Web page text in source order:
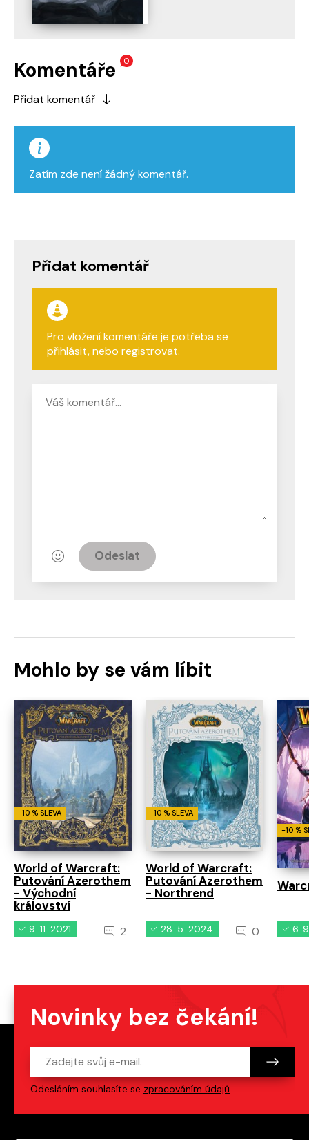
Komentáře 0
Přidat komentář
Zatím zde není žádný komentář.
Přidat komentář
Pro vložení komentáře je potřeba se
přihlásit, nebo registrovat.
Odeslat
Mohlo by se vám líbit
-10 % SLEVA
World of Warcraft:
Putování Azerothem
- Východní
království
9. 11. 2021 2
-10 % SLEVA
World of Warcraft:
Putování Azerothem
- Northrend
28. 5. 2024 0
-10 %
6.
Novinky bez čekání!
Odesláním souhlasíte se zpracováním údajů